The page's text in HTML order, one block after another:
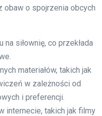
obaw o spojrzenia obcych
na siłownię, co przekłada
materiałów, takich jak
w zależności od
i preferencji.
internecie, takich jak filmy